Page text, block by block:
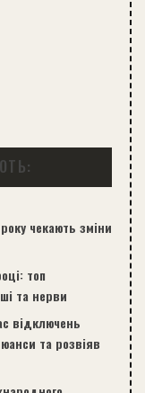
чекають зміни
топ
та нерви
відключень
та розвіяв